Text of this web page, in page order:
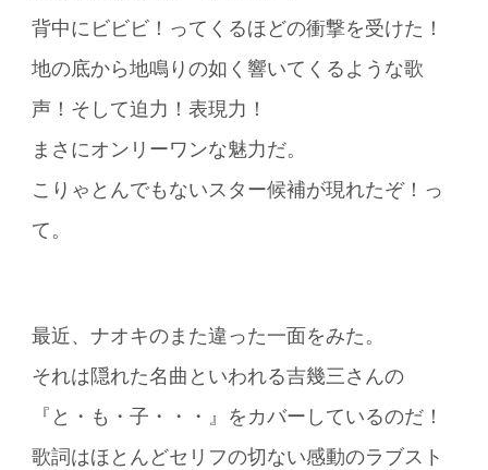
背中にビビビ！ってくるほどの衝撃を受けた！
地の底から地鳴りの如く響いてくるような歌
声！そして迫力！表現力！
まさにオンリーワンな魅力だ。
こりゃとんでもないスター候補が現れたぞ！っ
て。
最近、ナオキのまた違った一面をみた。
それは隠れた名曲といわれる吉幾三さんの
『と・も・子・・・』をカバーしているのだ！
歌詞はほとんどセリフの切ない感動のラブスト